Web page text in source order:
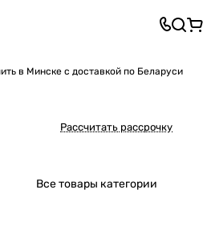
в Минске с доставкой по Беларуси
Рассчитать рассрочку
Все товары категории